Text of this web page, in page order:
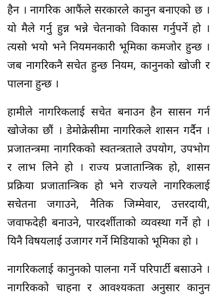
हैन । नागरिक आफैंले सरकारले कानुन बनाएको छ ।
यो मैले गर्नु हुन्न भन्ने चेतनाको विकास गर्नुपर्ने हो ।
त्यसो भयो भने नियमनकारी भूमिका कमजोर हुन्छ ।
जब नागरिकनै सचेत हुन्छ नियम, कानुनको खोजी र
पालना हुन्छ ।
हामीले नागरिकलाई सचेत बनाउन हैन सासन गर्न
खोजेका छौं । डेमोक्रेसीमा नागरिकले शासन गर्दैन ।
प्रजातन्त्रमा नागरिकको स्वतन्त्रताले उपयोग, उपभोग
र लाभ लिने हो । राज्य प्रजातान्त्रिक हो, शासन
प्रक्रिया प्रजातान्त्रिक हो भने राज्यले नागरिकलाई
सचेतना जगाउने, नैतिक जिम्मेवार, उत्तरदायी,
जवाफदेही बनाउने, पारदर्शीताको व्यवस्था गर्ने हो ।
यिनै विषयलाई उजागर गर्ने मिडियाको भूमिका हो ।
नागरिकलाई कानुनको पालना गर्ने परिपार्टी बसाउने ।
नागरिकको चाहना र आवश्यकता अनुसार कानुन